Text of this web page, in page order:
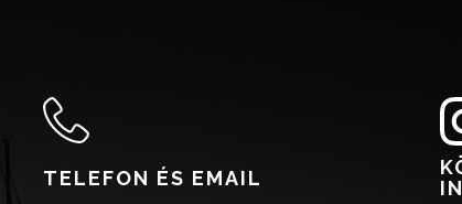
TELEFON ÉS EMAIL